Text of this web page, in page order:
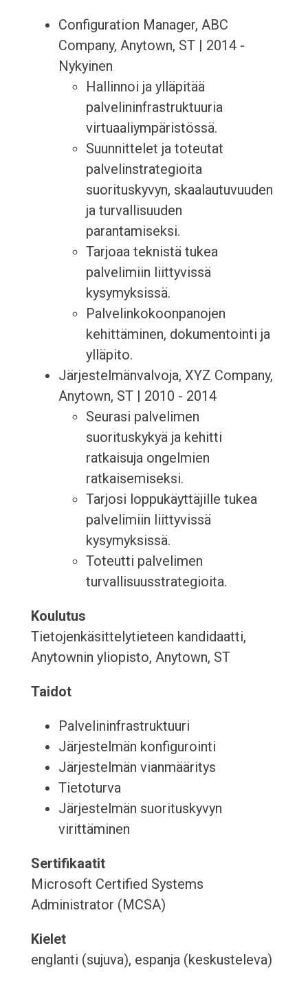
Configuration Manager, ABC
Company, Anytown, ST | 2014 -
Nykyinen
Hallinnoi ja ylläpitää
palvelininfrastruktuuria
virtuaaliympäristössä.
Suunnittelet ja toteutat
palvelinstrategioita
suorituskyvyn, skaalautuvuuden
ja turvallisuuden
parantamiseksi.
Tarjoaa teknistä tukea
palvelimiin liittyvissä
kysymyksissä.
Palvelinkokoonpanojen
kehittäminen, dokumentointi ja
ylläpito.
Järjestelmänvalvoja, XYZ Company,
Anytown, ST | 2010 - 2014
Seurasi palvelimen
suorituskykyä ja kehitti
ratkaisuja ongelmien
ratkaisemiseksi.
Tarjosi loppukäyttäjille tukea
palvelimiin liittyvissä
kysymyksissä.
Toteutti palvelimen
turvallisuusstrategioita.
Koulutus
Tietojenkäsittelytieteen kandidaatti,
Anytownin yliopisto, Anytown, ST
Taidot
Palvelininfrastruktuuri
Järjestelmän konfigurointi
Järjestelmän vianmääritys
Tietoturva
Järjestelmän suorituskyvyn
virittäminen
Sertifikaatit
Microsoft Certified Systems
Administrator (MCSA)
Kielet
englanti (sujuva), espanja (keskusteleva)